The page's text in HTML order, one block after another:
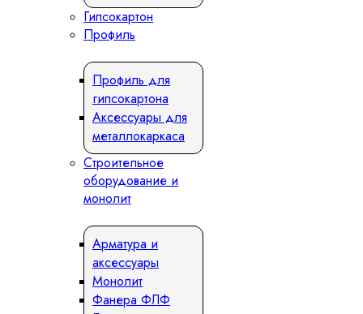
Гипсокартон
Профиль
Профиль для
гипсокартона
Аксессуары для
металлокаркаса
Строительное
оборудование и
монолит
Арматура и
аксессуары
Монолит
Фанера ФЛФ